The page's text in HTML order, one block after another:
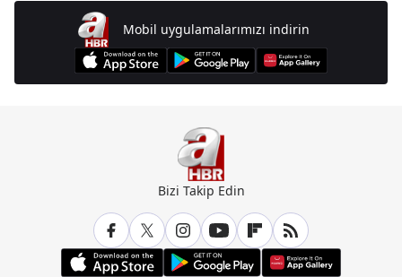
Mobil uygulamalarımızı indirin
Bizi Takip Edin